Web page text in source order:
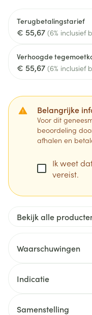
Terugbetalingstarief
€ 55,67 (6% inclusief
Verhoogde
€ 55,67 (6% inclusief
Belangrijke
Voor dit
beoordeling
afhalen en
Ik weet
vereist.
Bekijk alle
Waarschuwingen
Indicatie
Samenstelling